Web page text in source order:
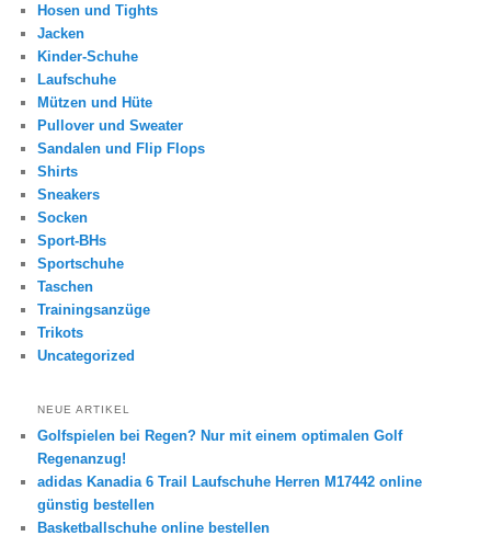
Hosen und Tights
Jacken
Kinder-Schuhe
Laufschuhe
Mützen und Hüte
Pullover und Sweater
Sandalen und Flip Flops
Shirts
Sneakers
Socken
Sport-BHs
Sportschuhe
Taschen
Trainingsanzüge
Trikots
Uncategorized
NEUE ARTIKEL
Golfspielen bei Regen? Nur mit einem optimalen Golf
Regenanzug!
adidas Kanadia 6 Trail Laufschuhe Herren M17442 online
günstig bestellen
Basketballschuhe online bestellen